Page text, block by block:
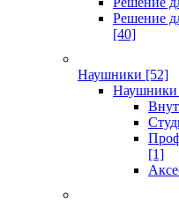
Решение
[40]
Наушники [52]
Наушники
[1]